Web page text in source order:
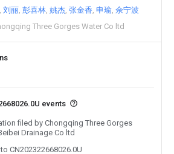
刘丽 彭喜林 姚杰 张金香 申瑜 佘宁波
Three Gorges Water Co ltd
events
filed by Chongqing Three Gorges
Drainage Co ltd
CN202322668026.0U